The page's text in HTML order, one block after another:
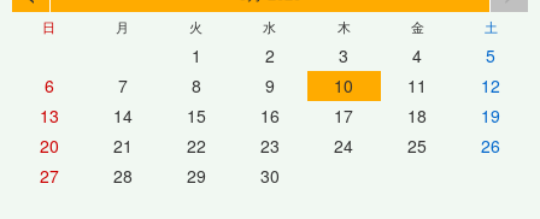
日 月 火 水 木 金 土
1 2 3 4
5
6
7 8 9 10 11
12
13
14 15 16 17 18
19
20
21 22 23 24 25
26
27
28 29 30